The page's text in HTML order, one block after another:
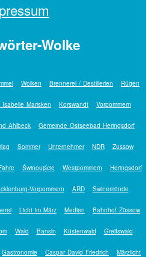
Wolke
Wolken Brennerei / Destillerien Rügen
Isabelle Marisken Korswandt Vorpommern
Ahlbeck Gemeinde Ostseebad Heringsdorf
Sommer Unternehmer NDR Züssow
Świnoujście Westpommern Heringsdorf
Vorpommern ARD Swinemünde
Licht im März Medien Bahnhof Züssow
Wald Bansin Küstenwald Greifswald
Gastronomie Caspar David Friedrich Märzlicht